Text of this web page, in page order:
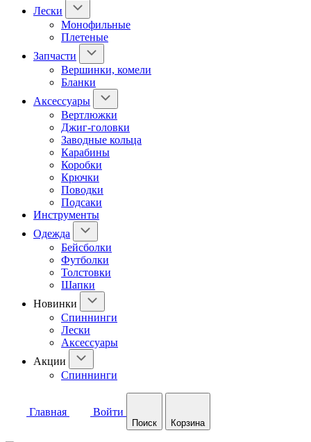
Лески
Монофильные
Плетеные
Запчасти
Вершинки, комели
Бланки
Аксессуары
Вертлюжки
Джиг-головки
Заводные кольца
Карабины
Коробки
Крючки
Поводки
Подсаки
Инструменты
Одежда
Бейсболки
Футболки
Толстовки
Шапки
Новинки
Спиннинги
Лески
Аксессуары
Акции
Спиннинги
Главная Войти
Поиск Корзина